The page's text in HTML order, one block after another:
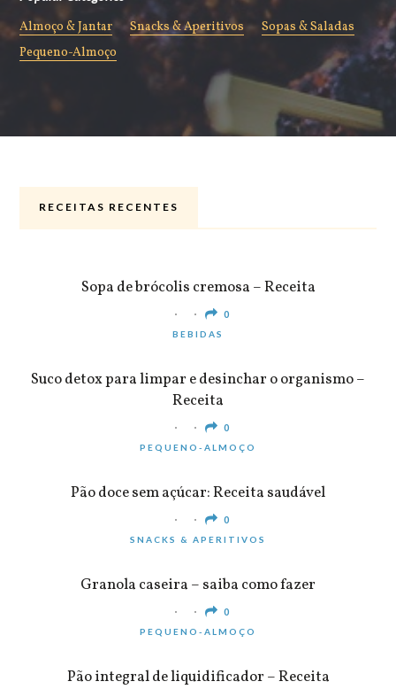
Almoço & Jantar Snacks & Aperitivos
Sopas & Saladas
Pequeno-Almoço
RECEITAS RECENTES
Sopa de brócolis cremosa – Receita
0
BEBIDAS
Suco detox para limpar e desinchar o organismo –
Receita
0
PEQUENO-ALMOÇO
Pão doce sem açúcar: Receita saudável
0
SNACKS & APERITIVOS
Granola caseira – saiba como fazer
0
PEQUENO-ALMOÇO
Pão integral de liquidificador – Receita